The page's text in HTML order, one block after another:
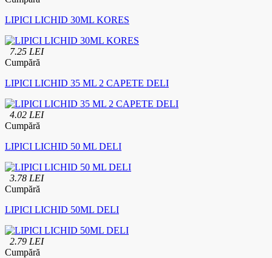
LIPICI LICHID 30ML KORES
7.25 LEI
Cumpără
LIPICI LICHID 35 ML 2 CAPETE DELI
4.02 LEI
Cumpără
LIPICI LICHID 50 ML DELI
3.78 LEI
Cumpără
LIPICI LICHID 50ML DELI
2.79 LEI
Cumpără